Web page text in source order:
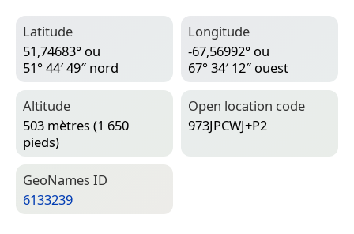
Latitude
51,74683° ou
51° 44′ 49″ nord
Longitude
-67,56992° ou
67° 34′ 12″ ouest
Altitude
503 mètres (1 650
pieds)
Open location code
973JPCWJ+P2
Geo­Names ID
6133239